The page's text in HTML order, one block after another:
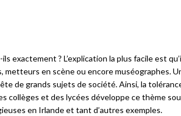
exactement ? L’explication la plus facile est
metteurs en scène ou encore muséographes.
de grands sujets de société. Ainsi, la
collèges et des lycées développe ce thème
en Irlande et tant d’autres exemples.